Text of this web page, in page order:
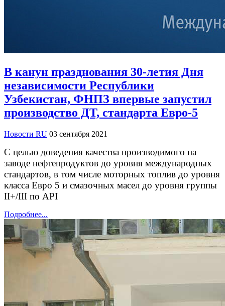
В канун празднования 30-летия Дня
независимости Республики
Узбекистан, ФНПЗ впервые запустил
производство ДТ, стандарта Евро-5
Новости RU 03 сентября 2021
С целью доведения качества производимого на
заводе нефтепродуктов до уровня международных
стандартов, в том числе моторных топлив до уровня
класса Евро 5 и смазочных масел до уровня группы
II+/III по API
Подробнее...